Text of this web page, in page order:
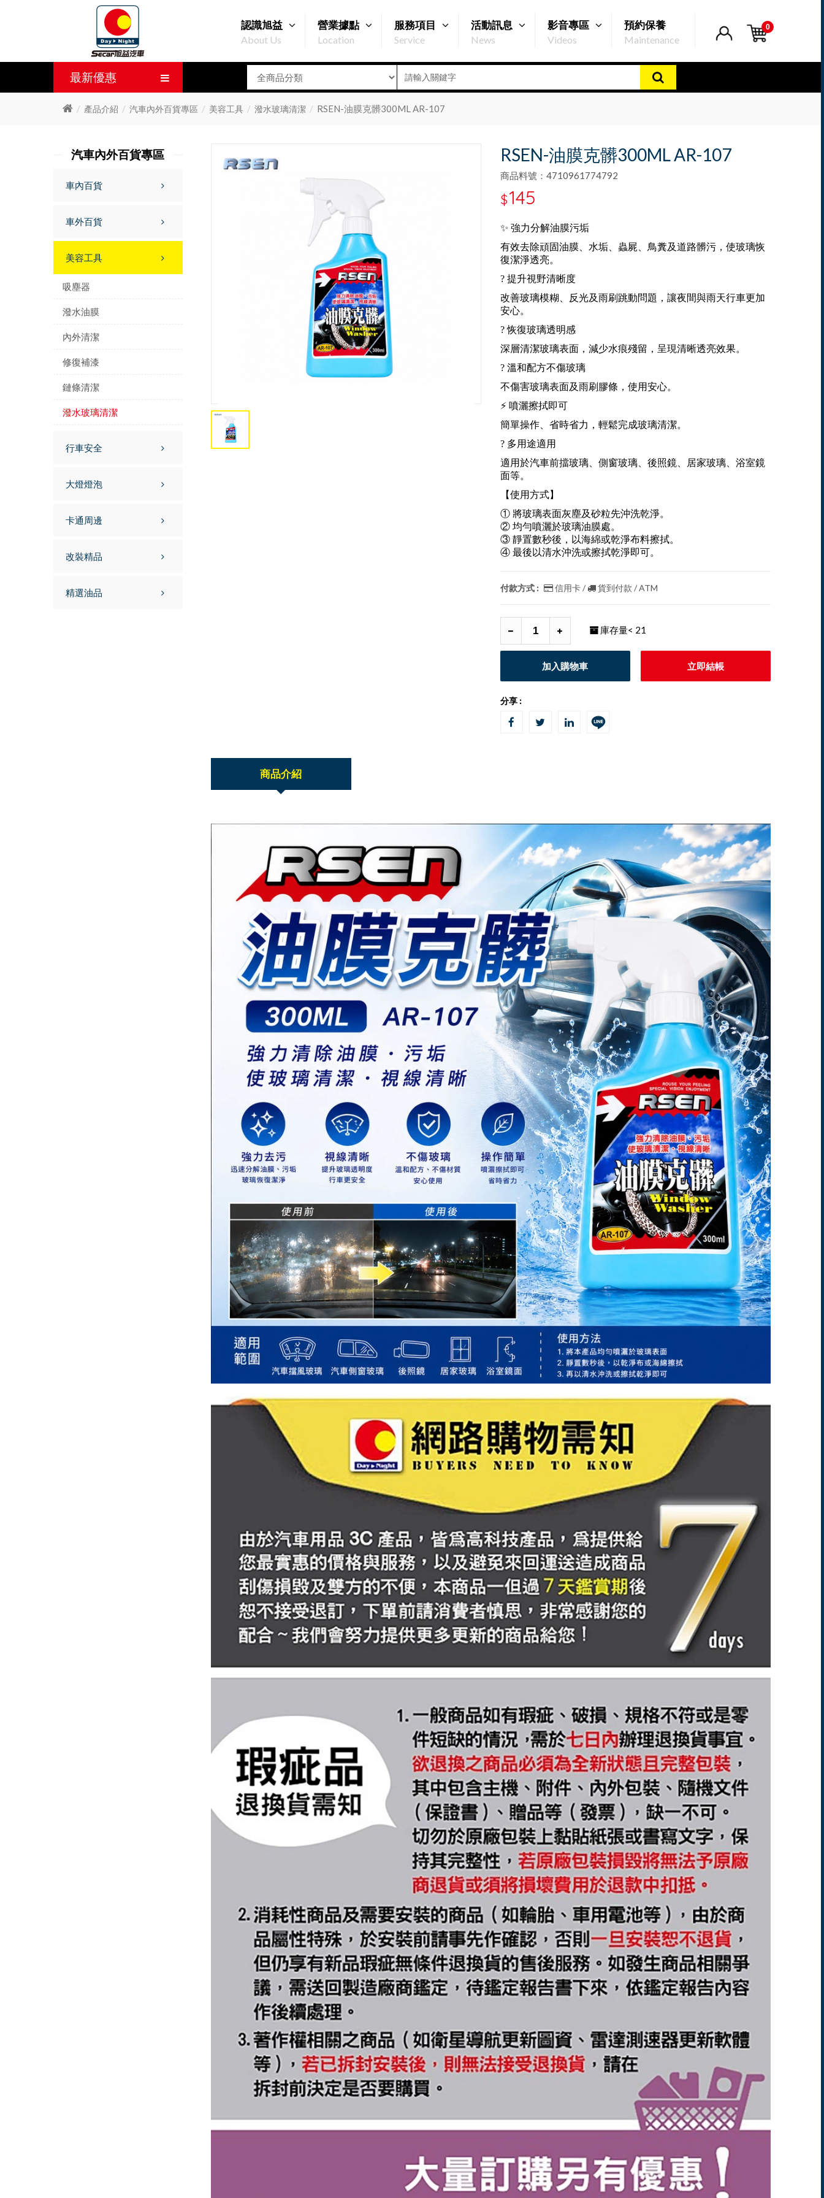
0
認識旭益
About Us
營業據點
Location
服務項目
Service
活動訊息
News
影音專區
Videos
預約保養
Maintenance
最新優惠
產品介紹 汽車內外百貨專區 美容工具 潑水玻璃清潔 RSEN-油膜克髒300ML AR-107
RSEN-油膜克髒300ML AR-107
商品料號：4710961774792
$145
✨ 強力分解油膜污垢
有效去除頑固油膜、水垢、蟲屍、鳥糞及道路髒污，使玻璃恢
復潔淨透亮。
? 提升視野清晰度
改善玻璃模糊、反光及雨刷跳動問題，讓夜間與雨天行車更加
安心。
? 恢復玻璃透明感
深層清潔玻璃表面，減少水痕殘留，呈現清晰透亮效果。
?️ 溫和配方不傷玻璃
不傷害玻璃表面及雨刷膠條，使用安心。
⚡ 噴灑擦拭即可
簡單操作、省時省力，輕鬆完成玻璃清潔。
? 多用途適用
適用於汽車前擋玻璃、側窗玻璃、後照鏡、居家玻璃、浴室鏡
面等。
【使用方式】
① 將玻璃表面灰塵及砂粒先沖洗乾淨。
② 均勻噴灑於玻璃油膜處。
③ 靜置數秒後，以海綿或乾淨布料擦拭。
④ 最後以清水沖洗或擦拭乾淨即可。
付款方式 : 信用卡 / 貨到付款 / ATM
庫存量< 21
加入購物車 立即結帳
分享 :
商品介紹
汽車內外百貨專區
車內百貨
車外百貨
美容工具
吸塵器
潑水油膜
內外清潔
修復補漆
鏈條清潔
潑水玻璃清潔
行車安全
大燈燈泡
卡通周邊
改裝精品
精選油品